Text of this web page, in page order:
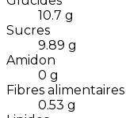
10.7 g
Sucres
9.89 g
Amidon
0 g
Fibres alimentaires
0.53 g